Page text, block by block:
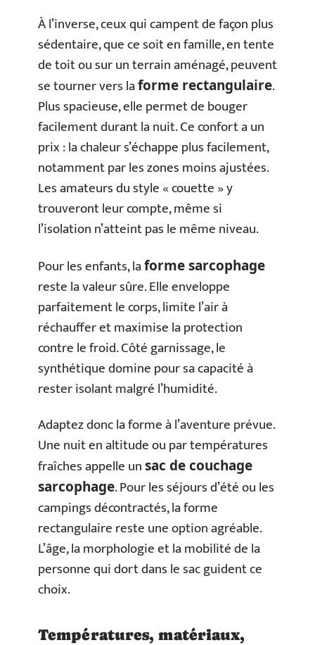
À l’inverse, ceux qui campent de façon plus
sédentaire, que ce soit en famille, en tente
de toit ou sur un terrain aménagé, peuvent
se tourner vers laforme rectangulaire.
Plus spacieuse, elle permet de bouger
facilement durant la nuit. Ce confort a un
prix : la chaleur s’échappe plus facilement,
notamment par les zones moins ajustées.
Les amateurs du style « couette » y
trouveront leur compte, même si
l’isolation n’atteint pas le même niveau.
Pour les enfants, laforme sarcophage
reste la valeur sûre. Elle enveloppe
parfaitement le corps, limite l’air à
réchauffer et maximise la protection
contre le froid. Côté garnissage, le
synthétique domine pour sa capacité à
rester isolant malgré l’humidité.
Adaptez donc la forme à l’aventure prévue.
Une nuit en altitude ou par températures
fraîches appelle unsac de couchage
sarcophage. Pour les séjours d’été ou les
campings décontractés, la forme
rectangulaire reste une option agréable.
L’âge, la morphologie et la mobilité de la
personne qui dort dans le sac guident ce
choix.
Températures, matériaux,